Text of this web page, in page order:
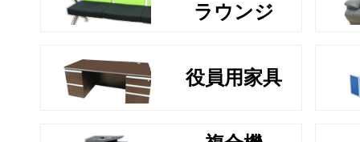
ラウンジ
役員用家具